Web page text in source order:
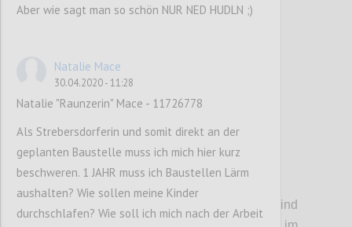
DÖBLING/FLORIDSDORF. Die Pläne sind
Aber wie sagt man so schön NUR NED HUDLN ;)
Natalie Mace
30.04.2020 - 11:28
Natalie "Raunzerin" Mace - 11726778
Als Strebersdorferin und somit direkt an der
geplanten Baustelle muss ich mich hier kurz
beschweren. 1 JAHR muss ich Baustellen Lärm
aushalten? Wie sollen meine Kinder
durchschlafen? Wie soll ich mich nach der Arbeit